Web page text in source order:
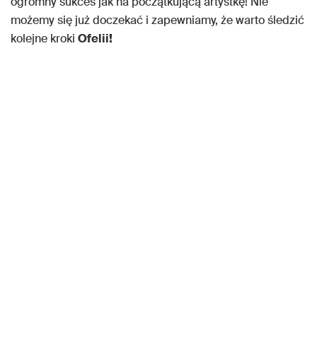
możemy się już doczekać i zapewniamy, że warto śledzić
kolejne kroki Ofelii!